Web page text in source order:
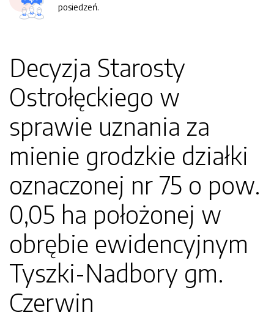
posiedzeń.
Decyzja Starosty
Ostrołęckiego w
sprawie uznania za
mienie grodzkie działki
oznaczonej nr 75 o pow.
0,05 ha położonej w
obrębie ewidencyjnym
Tyszki-Nadbory gm.
Czerwin